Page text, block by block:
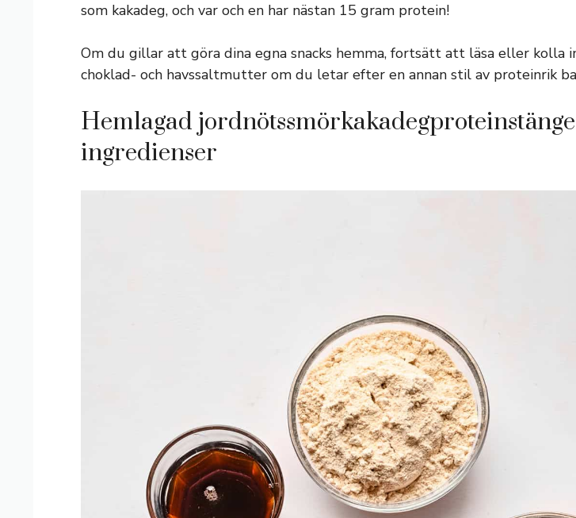
som kakadeg, och var och en har nästan 15 gram protein!
Om du gillar att göra dina egna snacks hemma, fortsätt att läsa eller kolla
choklad- och havssaltmutter om du letar efter en annan stil av proteinrik
Hemlagad
ingredienser